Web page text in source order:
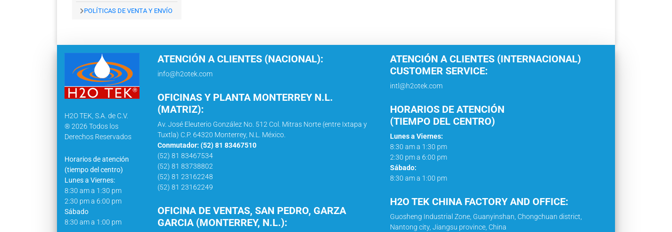
POLÍTICAS DE VENTA Y ENVÍO
H2O TEK, S.A. de C.V.
® 2026 Todos los
Derechos Reservados
Horarios de atención
(tiempo del centro)
Lunes a Viernes:
8:30 am a 1:30 pm
2:30 pm a 6:00 pm
Sábado
8:30 am a 1:00 pm
ATENCIÓN A CLIENTES (NACIONAL):
info@h2otek.com
OFICINAS Y PLANTA MONTERREY N.L.
(MATRIZ):
Av. José Eleuterio González No. 512 Col. Mitras Norte (entre Ixtapa y
Tuxtla) C.P. 64320 Monterrey, N.L. México.
Conmutador: (52) 81 83467510
(52) 81 83467534
(52) 81 83738802
(52) 81 23162248
(52) 81 23162249
OFICINA DE VENTAS, SAN PEDRO, GARZA
GARCIA (MONTERREY, N.L.):
ATENCIÓN A CLIENTES (INTERNACIONAL)
CUSTOMER SERVICE:
intl@h2otek.com
HORARIOS DE ATENCIÓN
(TIEMPO DEL CENTRO)
Lunes a Viernes:
8:30 am a 1:30 pm
2:30 pm a 6:00 pm
Sábado:
8:30 am a 1:00 pm
H2O TEK CHINA FACTORY AND OFFICE:
Guosheng Industrial Zone, Guanyinshan, Chongchuan district,
Nantong city, Jiangsu province, China